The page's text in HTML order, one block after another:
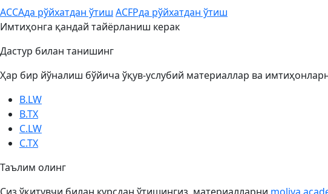
ACCAда рўйхатдан ўтиш ACFPда рўйхатдан ўтиш
Имтиҳонга қандай тайёрланиш керак
Дастур билан танишинг
Ҳар бир йўналиш бўйича ўқув-услубий материаллар ва
B.LW
B.TX
C.LW
C.TX
Таълим олинг